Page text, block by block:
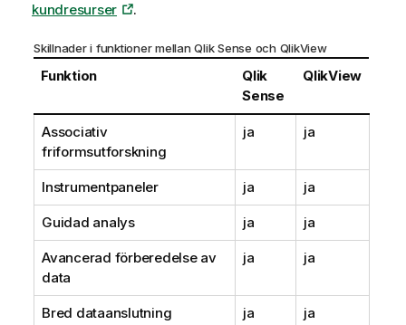
kundresurser
.
Skillnader i funktioner mellanQlik Sense och QlikView
Funktion
Qlik
Sense
QlikView
Associativ
friformsutforskning
ja ja
Instrumentpaneler ja ja
Guidad analys ja ja
Avancerad förberedelse av
data
ja ja
Bred dataanslutning ja ja